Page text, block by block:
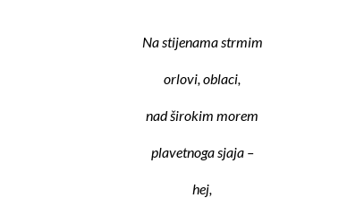
Na stijenama strmim
orlovi, oblaci,
nad širokim morem
plavetnoga sjaja –
hej,